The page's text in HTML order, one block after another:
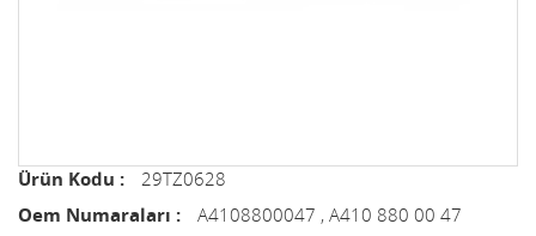
Ürün Kodu :
29TZ0628
Oem Numaraları :
A4108800047 , A410 880 00 47